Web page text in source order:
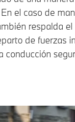
el caso de
respalda
de fuerzas
conducción